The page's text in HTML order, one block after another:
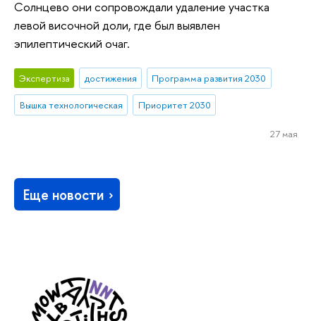
Солнцево они сопровождали удаление участка
левой височной доли, где был выявлен
эпилептический очаг.
Экспертиза достижения Программа развития 2030
Вышка технологическая Приоритет 2030
27 мая
Еще новости